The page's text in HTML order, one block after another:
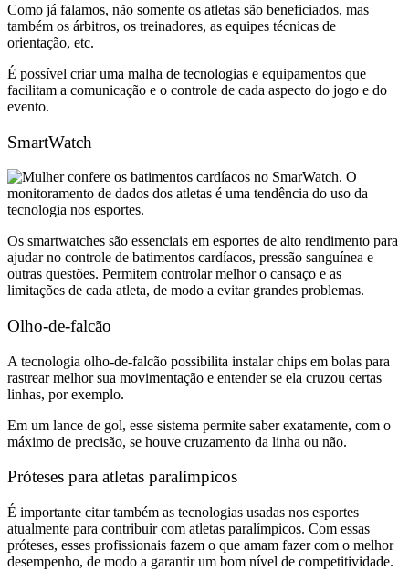
Como já falamos, não somente os atletas são beneficiados, mas
também os árbitros, os treinadores, as equipes técnicas de
orientação, etc.
É possível criar uma malha de tecnologias e equipamentos que
facilitam a comunicação e o controle de cada aspecto do jogo e do
evento.
SmartWatch
Os smartwatches são essenciais em esportes de alto rendimento para
ajudar no controle de batimentos cardíacos, pressão sanguínea e
outras questões. Permitem controlar melhor o cansaço e as
limitações de cada atleta, de modo a evitar grandes problemas.
Olho-de-falcão
A tecnologia olho-de-falcão possibilita instalar chips em bolas para
rastrear melhor sua movimentação e entender se ela cruzou certas
linhas, por exemplo.
Em um lance de gol, esse sistema permite saber exatamente, com o
máximo de precisão, se houve cruzamento da linha ou não.
Próteses para atletas paralímpicos
É importante citar também as tecnologias usadas nos esportes
atualmente para contribuir com atletas paralímpicos. Com essas
próteses, esses profissionais fazem o que amam fazer com o melhor
desempenho, de modo a garantir um bom nível de competitividade.